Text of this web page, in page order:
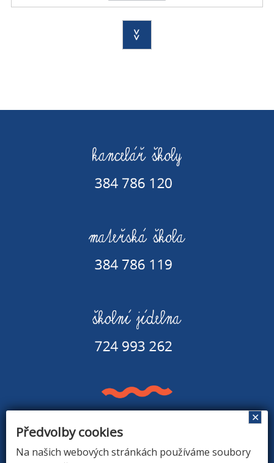
>>
Základní škola a Mateřská škola v Rapšachu
378 07 Rapšach 290
Předvolby cookies
Na našich webových stránkách používáme soubory
✕